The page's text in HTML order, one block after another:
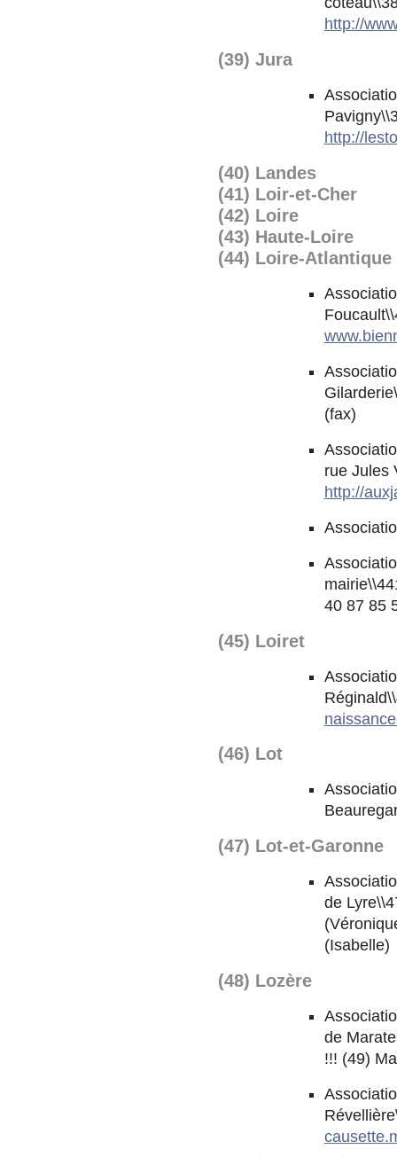
http://
(39) Jura
http://
(40) Landes
(41) Loir-et-Cher
(42) Loire
(43) Haute-Loire
(44) Loire-Atlantique
(fax)
rue Jules
http://
40 87 85
(45) Loiret
(46) Lot
(47) Lot-et-Garonne
de
(Isabelle)
(48) Lozère
de
!!! (49)